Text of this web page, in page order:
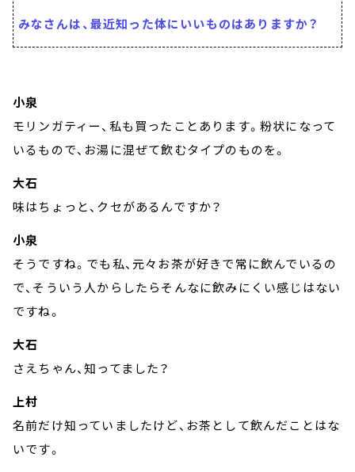
みなさんは、最近知った体にいいものはありますか？
小泉
モリンガティー、私も買ったことあります。粉状になって
いるもので、お湯に混ぜて飲むタイプのものを。
大石
味はちょっと、クセがあるんですか？
小泉
そうですね。でも私、元々お茶が好きで常に飲んでいるの
で、そういう人からしたらそんなに飲みにくい感じはない
ですね。
大石
さえちゃん、知ってました？
上村
名前だけ知っていましたけど、お茶として飲んだことはな
いです。